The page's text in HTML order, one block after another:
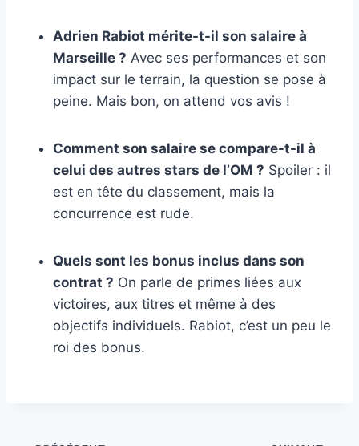
Adrien Rabiot mérite-t-il son salaire à
Marseille ? Avec ses performances et son
impact sur le terrain, la question se pose à
peine. Mais bon, on attend vos avis !
Comment son salaire se compare-t-il à
celui des autres stars de l’OM ? Spoiler : il
est en tête du classement, mais la
concurrence est rude.
Quels sont les bonus inclus dans son
contrat ? On parle de primes liées aux
victoires, aux titres et même à des
objectifs individuels. Rabiot, c’est un peu le
roi des bonus.